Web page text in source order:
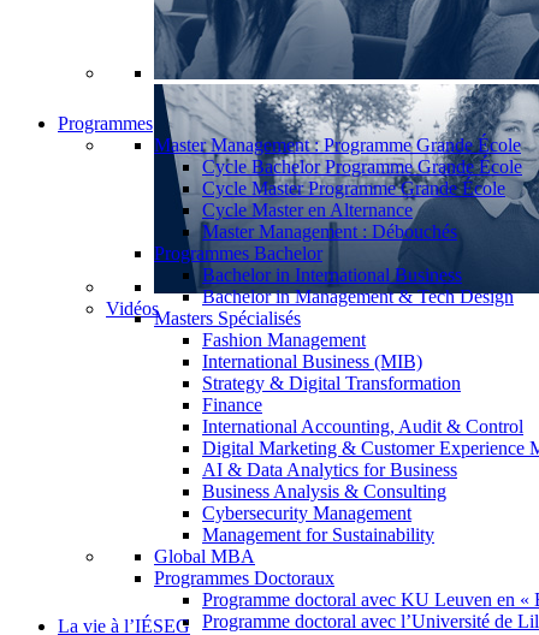
Vidéos
Programmes
Master Management : Programme Grande École
Cycle Bachelor Programme Grande École
Cycle Master Programme Grande École
Cycle Master en Alternance
Master Management : Débouchés
Programmes Bachelor
Bachelor in International Business
Bachelor in Management & Tech Design
Masters Spécialisés
Fashion Management
International Business (MIB)
Strategy & Digital Transformation
Finance
International Accounting, Audit & Control
Digital Marketing & Customer Experience
AI & Data Analytics for Business
Business Analysis & Consulting
Cybersecurity Management
Management for Sustainability
Global MBA
Programmes Doctoraux
Programme doctoral avec KU Leuven en «
Programme doctoral avec l’Université de
La vie à l’IÉSEG